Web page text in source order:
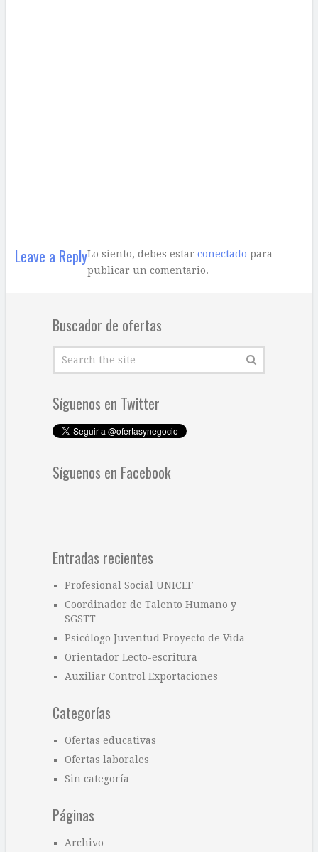
Leave a ReplyLo siento, debes estar conectado para
publicar un comentario.
Buscador de ofertas
Síguenos en Twitter
Síguenos en Facebook
Entradas recientes
Profesional Social UNICEF
Coordinador de Talento Humano y
SGSTT
Psicólogo Juventud Proyecto de Vida
Orientador Lecto-escritura
Auxiliar Control Exportaciones
Categorías
Ofertas educativas
Ofertas laborales
Sin categoría
Páginas
Archivo